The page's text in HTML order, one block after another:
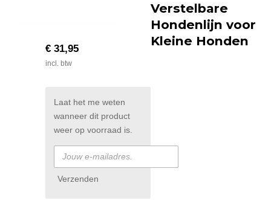
Verstelbare
Hondenlijn voor
Kleine Honden
€ 31,95
incl. btw
Laat het me weten
wanneer dit product
weer op voorraad is.
Verzenden